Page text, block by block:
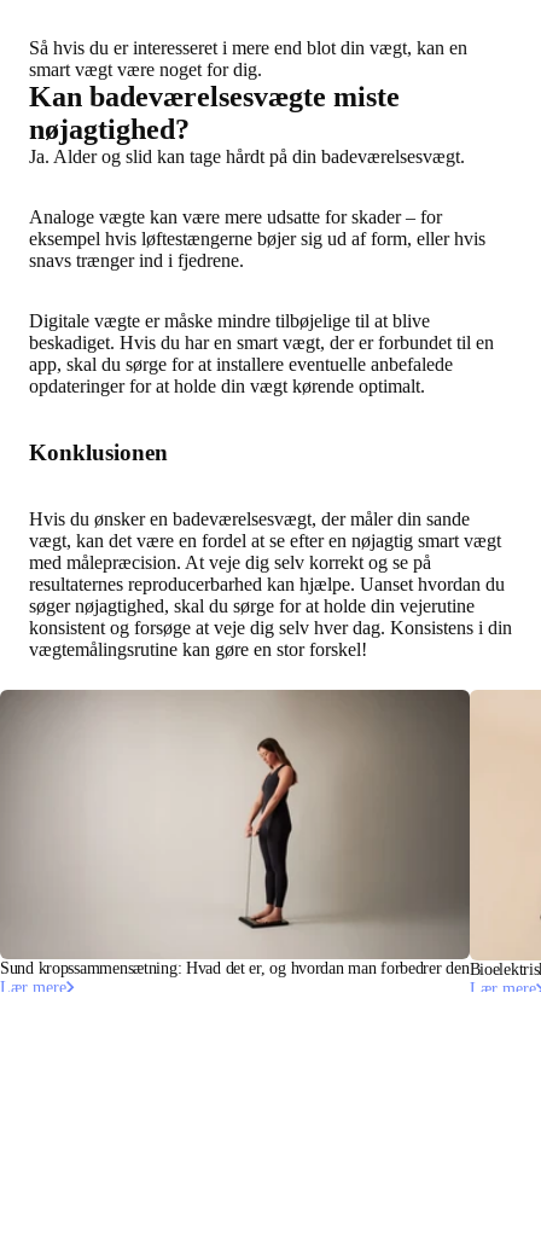
Så hvis du er interesseret i mere end blot din vægt, kan en
smart vægt være noget for dig.
Kan badeværelsesvægte miste
nøjagtighed?
Ja. Alder og slid kan tage hårdt på din badeværelsesvægt.
Analoge vægte kan være mere udsatte for skader – for
eksempel hvis løftestængerne bøjer sig ud af form, eller hvis
snavs trænger ind i fjedrene.
Digitale vægte er måske mindre tilbøjelige til at blive
beskadiget. Hvis du har en smart vægt, der er forbundet til en
app, skal du sørge for at installere eventuelle anbefalede
opdateringer for at holde din vægt kørende optimalt.
Konklusionen
Hvis du ønsker en badeværelsesvægt, der måler din sande
vægt, kan det være en fordel at se efter en nøjagtig smart vægt
med målepræcision. At veje dig selv korrekt og se på
resultaternes reproducerbarhed kan hjælpe. Uanset hvordan du
søger nøjagtighed, skal du sørge for at holde din vejerutine
konsistent og forsøge at veje dig selv hver dag. Konsistens i din
vægtemålingsrutine kan gøre en stor forskel!
Sund kropssammensætning: Hvad det er, og hvordan man forbedrer den
Lær mere
Lær mere